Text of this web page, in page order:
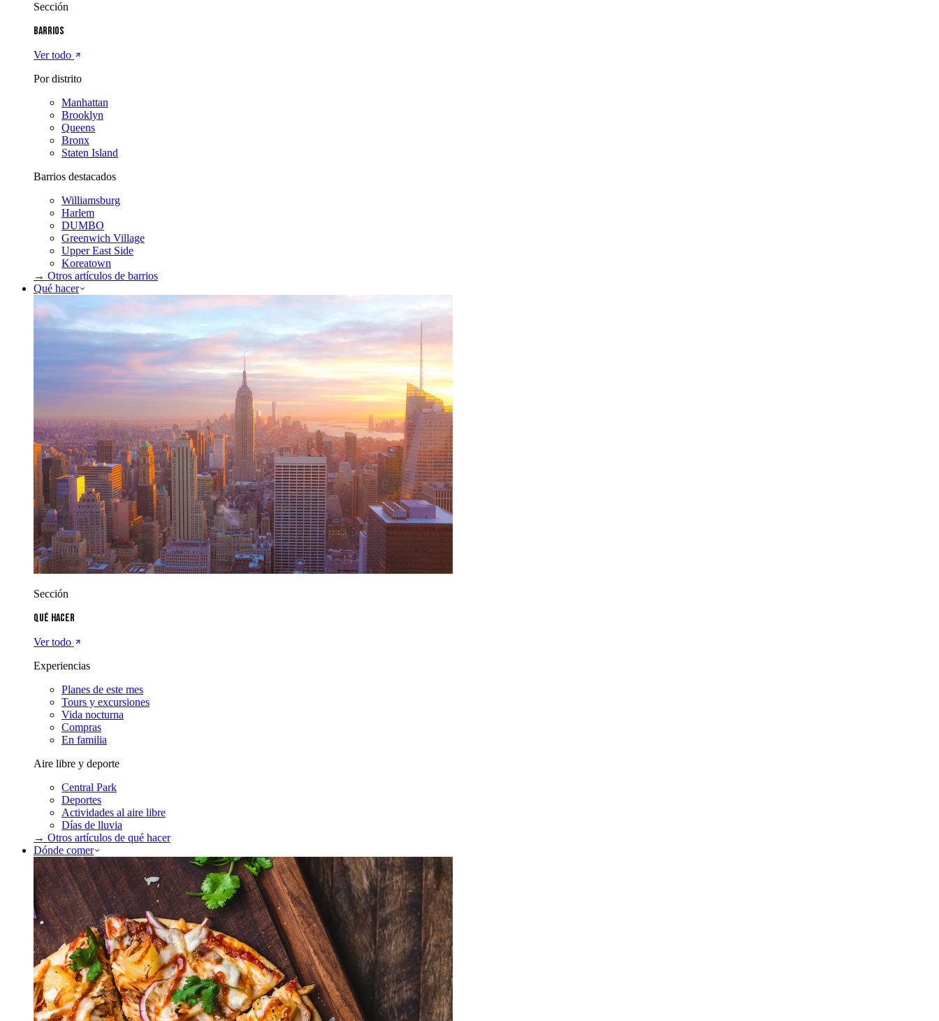
Sección
Barrios
Ver todo
Por distrito
Manhattan
Brooklyn
Queens
Bronx
Staten Island
Barrios destacados
Williamsburg
Harlem
DUMBO
Greenwich Village
Upper East Side
Koreatown
→ Otros artículos de barrios
Qué hacer
Sección
Qué hacer
Ver todo
Experiencias
Planes de este mes
Tours y excursiones
Vida nocturna
Compras
En familia
Aire libre y deporte
Central Park
Deportes
Actividades al aire libre
Días de lluvia
→ Otros artículos de qué hacer
Dónde comer